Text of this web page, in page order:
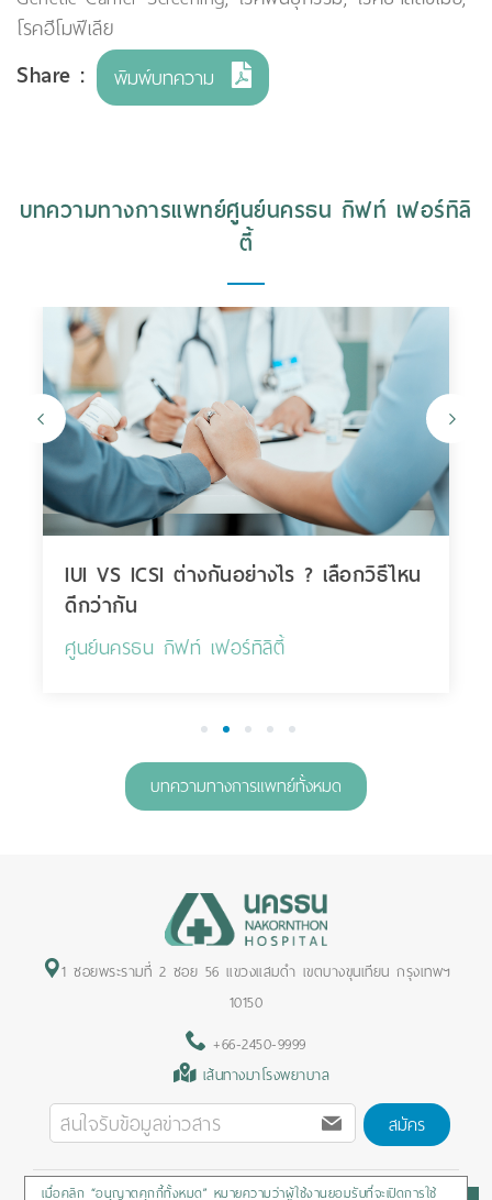
โรคฮีโมฟีเลีย
Share : พิมพ์บทความ
บทความทางการแพทย์ศูนย์นครธน กิฟท์ เฟอร์ทิลิ
ตี้
IUI VS ICSI ต่างกันอย่างไร ? เลือกวิธีไหน
ดีกว่ากัน
ศูนย์นครธน กิฟท์ เฟอร์ทิลิตี้
1 2 3 4 5
บทความทางการแพทย์ทั้งหมด
1 ซอยพระรามที่ 2 ซอย 56 แขวงแสมดำ เขตบางขุนเทียน กรุงเทพฯ
10150
+66-2450-9999
เส้นทางมาโรงพยาบาล
สมัคร
เมื่อคลิก “อนุญาตคุกกี้ทั้งหมด” หมายความว่าผู้ใช้งานยอมรับที่จะเปิดการใช้